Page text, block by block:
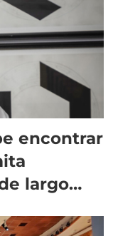
encontrar
largo